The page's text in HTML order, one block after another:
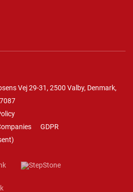
Vej 29-31, 2500 Valby, Denmark,
GDPR
)